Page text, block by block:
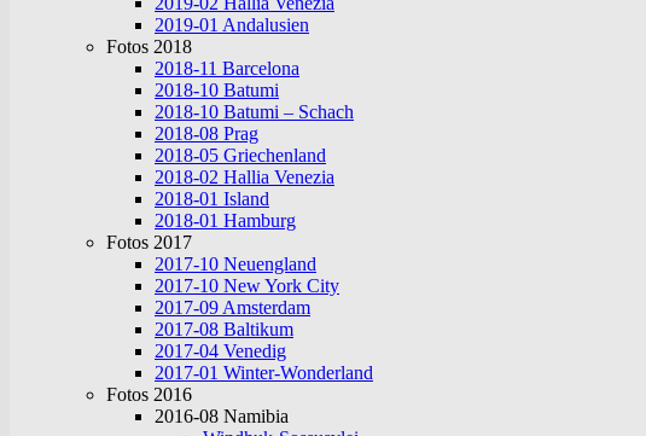
2019-01 Andalusien
Fotos 2018
2018-11 Barcelona
2018-10 Batumi
2018-10 Batumi – Schach
2018-08 Prag
2018-05 Griechenland
2018-02 Hallia Venezia
2018-01 Island
2018-01 Hamburg
Fotos 2017
2017-10 Neuengland
2017-10 New York City
2017-09 Amsterdam
2017-08 Baltikum
2017-04 Venedig
2017-01 Winter-Wonderland
Fotos 2016
2016-08 Namibia